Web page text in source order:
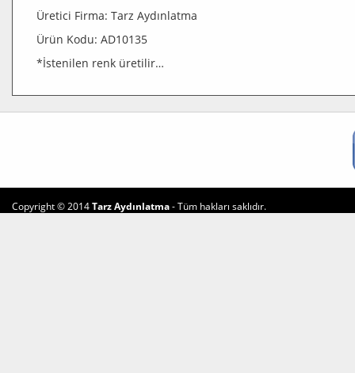
Üretici Firma: Tarz Aydınlatma
Ürün Kodu: AD10135
*İstenilen renk üretilir…
Copyright © 2014Tarz Aydınlatma- Tüm hakları saklıdır.